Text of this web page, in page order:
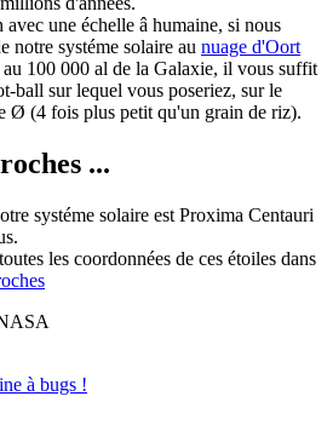
une échelle â humaine, si nous
notre systéme solaire au nuage d'Oort
100 000 al de la Galaxie, il vous suffit
ball sur lequel vous poseriez, sur le
Ø (4 fois plus petit qu'un grain de riz).
...
systéme solaire est Proxima Centauri
les coordonnées de ces étoiles dans